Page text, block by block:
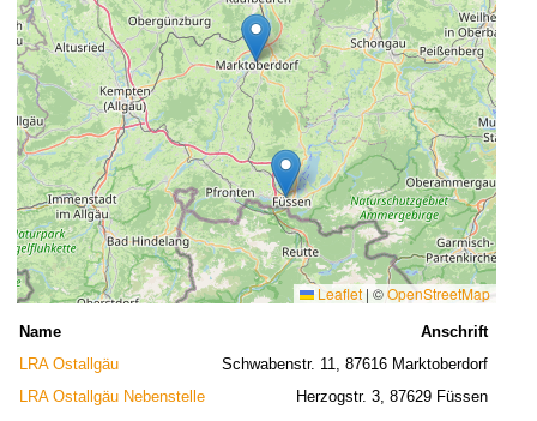
Leaflet | ©OpenStreetMap
Name
Anschrift
LRA Ostallgäu
Schwabenstr. 11, 87616 Marktoberdorf
LRA Ostallgäu Nebenstelle
Herzogstr. 3, 87629 Füssen